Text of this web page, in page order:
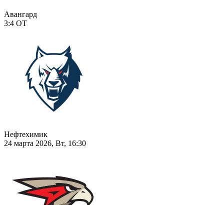
Авангард
3:4 ОТ
Нефтехимик
24 марта 2026, Вт, 16:30